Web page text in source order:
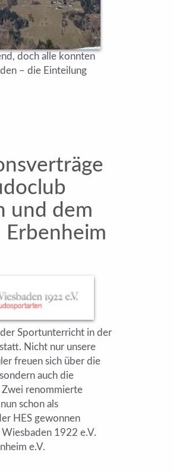
doch alle konnten
– die Einteilung
und dem
Erbenheim
Sportunterricht in der
Nicht nur unsere
freuen sich über die
auch die
renommierte
schon als
HES gewonnen
1922 e.V.
e.V.